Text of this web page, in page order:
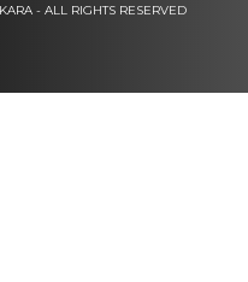
- ALL RIGHTS RESERVED